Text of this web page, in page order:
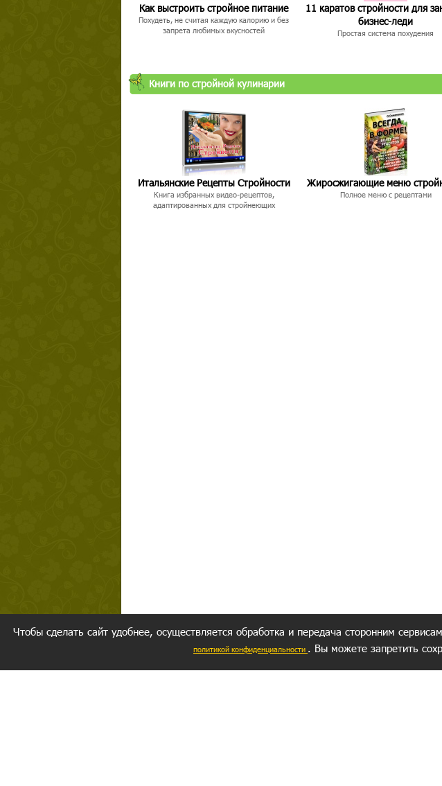
Как выстроить стройное питание
Похудеть, не считая каждую калорию и без
запрета любимых вкусностей
11 каратов стройности для
бизнес-леди
Простая система похудения
Книги по стройной кулинарии
Итальянские Рецепты Стройности
Книга избранных видео-рецептов,
адаптированных для стройнеющих
Жиросжигающие меню
Полное меню с рецептами
Чтобы сделать сайт удобнее, осуществляется обработка и передача сторонним
политикой конфиденциальности . Вы можете запретить